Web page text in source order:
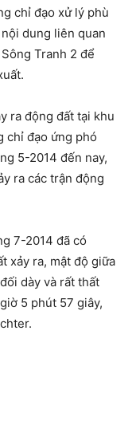
chỉ đạo xử lý phù
dung liên quan
Tranh 2 để
ra động đất tại khu
chỉ đạo ứng phó
5-2014 đến nay,
ra các trận động
7-2014 đã có
xảy ra, mật độ giữa
dày và rất thất
5 phút 57 giây,